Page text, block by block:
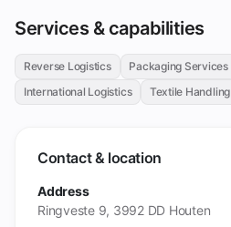
Services & capabilities
Reverse Logistics Packaging Services
International Logistics
Textile Handling
Contact & location
Address
Ringveste 9, 3992 DD Houten